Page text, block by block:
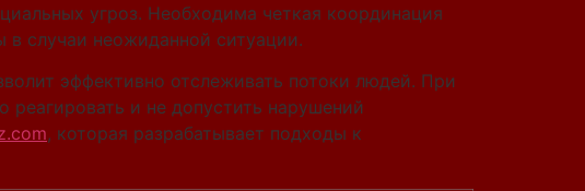
угроз. Необходима четкая координация
в случаи неожиданной ситуации.
эффективно отслеживать потоки людей. При
и не допустить нарушений
, которая разрабатывает подходы к